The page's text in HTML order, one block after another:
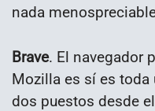
nada
Brave. El navegador
Mozilla es sí es toda
dos puestos desde